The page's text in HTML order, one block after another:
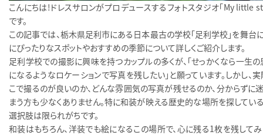
こんにちは！ドレスサロンがプロデュースするフォトスタジオ「My little
です。
この記事では、栃木県足利市にある日本最古の学校「足利学校」を舞台
にぴったりなスポットやおすすめの季節について詳しくご紹介します。
足利学校での撮影に興味を持つカップルの多くが、「せっかくなら一生
になるようなロケーションで写真を残したい」と願っています。しかし、
こで撮るのが良いのか、どんな雰囲気の写真が残せるのか、分からずに
まう方も少なくありません。特に和装が映える歴史的な場所を探してい
選択肢は限られがちです。
和装はもちろん、洋装でも絵になるこの場所で、心に残る1枚を残して